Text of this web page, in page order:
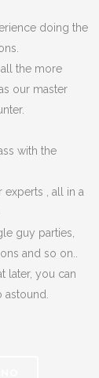
doing the
the more
our master
with the
, all in a
guy parties,
and so on..
later, you can